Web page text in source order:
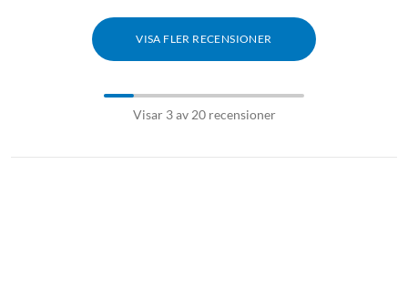
VISA FLER RECENSIONER
Visar 3 av 20 recensioner